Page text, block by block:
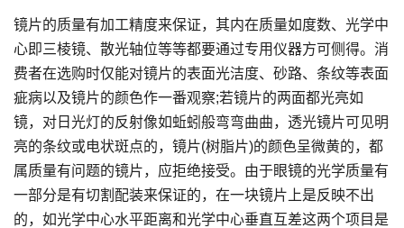
镜片的质量有加工精度来保证，其内在质量如度数、光学中
心即三棱镜、散光轴位等等都要通过专用仪器方可侧得。消
费者在选购时仅能对镜片的表面光洁度、砂路、条纹等表面
疵病以及镜片的颜色作一番观察;若镜片的两面都光亮如
镜，对日光灯的反射像如蚯蚓般弯弯曲曲，透光镜片可见明
亮的条纹或电状斑点的，镜片(树脂片)的颜色呈微黄的，都
属质量有问题的镜片，应拒绝接受。由于眼镜的光学质量有
一部分是有切割配装来保证的，在一块镜片上是反映不出
的，如光学中心水平距离和光学中心垂直互差这两个项目是